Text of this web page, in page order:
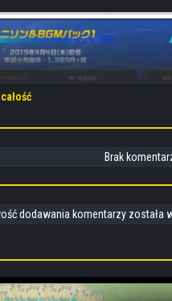
Brak
dodawania komentarzy została